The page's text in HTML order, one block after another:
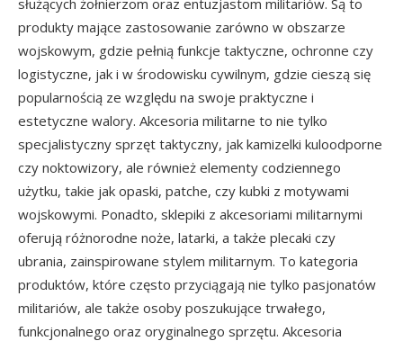
służących żołnierzom oraz entuzjastom militariów. Są to
produkty mające zastosowanie zarówno w obszarze
wojskowym, gdzie pełnią funkcje taktyczne, ochronne czy
logistyczne, jak i w środowisku cywilnym, gdzie cieszą się
popularnością ze względu na swoje praktyczne i
estetyczne walory. Akcesoria militarne to nie tylko
specjalistyczny sprzęt taktyczny, jak kamizelki kuloodporne
czy noktowizory, ale również elementy codziennego
użytku, takie jak opaski, patche, czy kubki z motywami
wojskowymi. Ponadto, sklepiki z akcesoriami militarnymi
oferują różnorodne noże, latarki, a także plecaki czy
ubrania, zainspirowane stylem militarnym. To kategoria
produktów, które często przyciągają nie tylko pasjonatów
militariów, ale także osoby poszukujące trwałego,
funkcjonalnego oraz oryginalnego sprzętu. Akcesoria